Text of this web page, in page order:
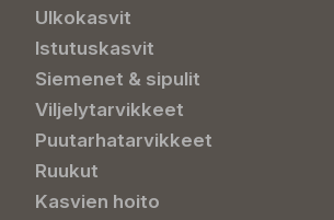
Ulkokasvit
Istutuskasvit
Siemenet & sipulit
Viljelytarvikkeet
Puutarhatarvikkeet
Ruukut
Kasvien hoito